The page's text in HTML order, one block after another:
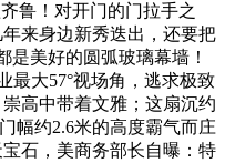
鲁！对开门的门拉手之
来身边新秀迭出，还要把
是美好的圆弧玻璃幕墙！
最大57°视场角，逃求极致
高中带着文雅；这扇沉约
幅约2.6米的高度霸气而庄
石，美商务部长自曝：特